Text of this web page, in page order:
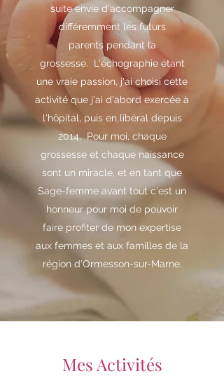
suite envie d'accompagner
différemment les futurs
parents pendant la
grossesse. L'échographie étant
une vraie passion, j'ai choisi cette
activité que j'ai d'abord exercée à
l'hôpital, puis en libéral depuis
2014, Pour moi, chaque
grossesse et chaque naissance
sont un miracle, et en tant que
Sage-femme avant tout c'est un
honneur pour moi de pouvoir
faire profiter de mon expertise
aux femmes et aux familles de la
région d'Ormesson-sur-Marne.
Mes Activités